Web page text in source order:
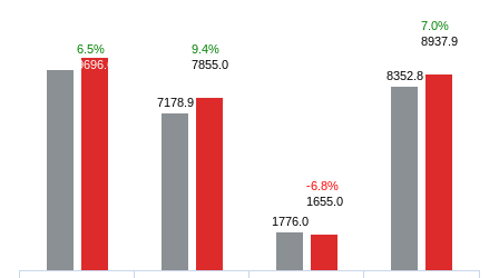
7178.9
1776.0
8352.8
6.5%
9696.6
9.4%
7855.0
-6.8%
1655.0
7.0%
8937.9